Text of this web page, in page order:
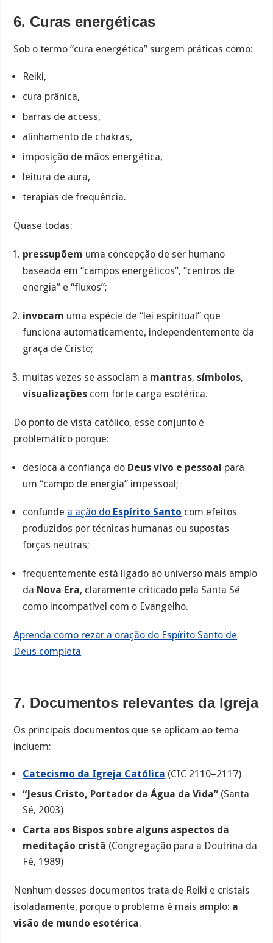
6. Curas energéticas
Sob o termo “cura energética” surgem práticas como:
Reiki,
cura prânica,
barras de access,
alinhamento de chakras,
imposição de mãos energética,
leitura de aura,
terapias de frequência.
Quase todas:
pressupõem uma concepção de ser humano
baseada em “campos energéticos”, “centros de
energia” e “fluxos”;
invocam uma espécie de “lei espiritual” que
funciona automaticamente, independentemente da
graça de Cristo;
muitas vezes se associam a mantras, símbolos,
visualizações com forte carga esotérica.
Do ponto de vista católico, esse conjunto é
problemático porque:
desloca a confiança do Deus vivo e pessoal para
um “campo de energia” impessoal;
confunde a ação do Espírito Santo com efeitos
produzidos por técnicas humanas ou supostas
forças neutras;
frequentemente está ligado ao universo mais amplo
da Nova Era, claramente criticado pela Santa Sé
como incompatível com o Evangelho.
Aprenda como rezar a oração do Espírito Santo de
Deus completa
7. Documentos relevantes da Igreja
Os principais documentos que se aplicam ao tema
incluem:
Catecismo da Igreja Católica (CIC 2110–2117)
“Jesus Cristo, Portador da Água da Vida” (Santa
Sé, 2003)
Carta aos Bispos sobre alguns aspectos da
meditação cristã (Congregação para a Doutrina da
Fé, 1989)
Nenhum desses documentos trata de Reiki e cristais
isoladamente, porque o problema é mais amplo: a
visão de mundo esotérica.